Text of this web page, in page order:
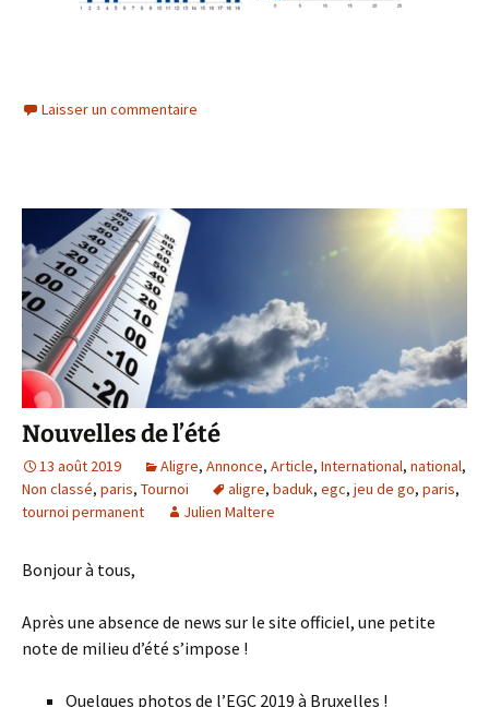
Laisser un commentaire
Nouvelles de l’été
13 août 2019 Aligre, Annonce, Article, International, national,
Non classé, paris, Tournoi aligre, baduk, egc, jeu de go, paris,
tournoi permanent
Julien Maltere
Bonjour à tous,
Après une absence de news sur le site officiel, une petite
note de milieu d’été s’impose !
Quelques photos de l’EGC 2019 à Bruxelles !